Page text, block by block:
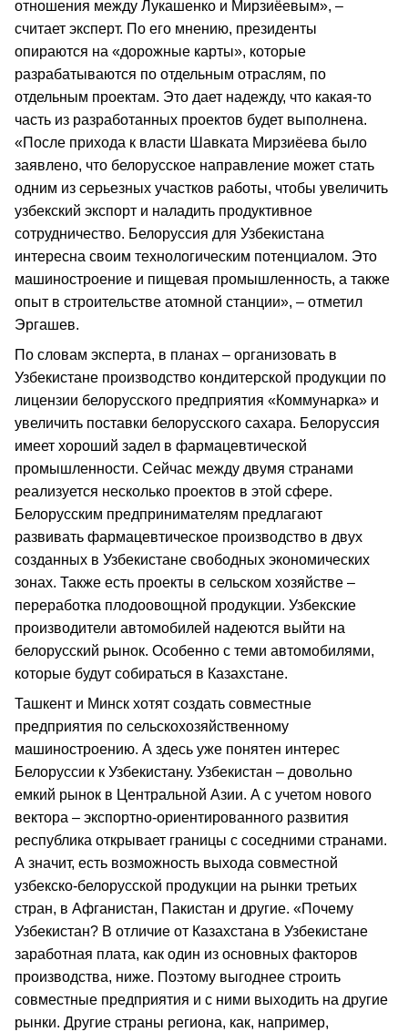
отношения между Лукашенко и Мирзиёевым», –
считает эксперт. По его мнению, президенты
опираются на «дорожные карты», которые
разрабатываются по отдельным отраслям, по
отдельным проектам. Это дает надежду, что какая-то
часть из разработанных проектов будет выполнена.
«После прихода к власти Шавката Мирзиёева было
заявлено, что белорусское направление может стать
одним из серьезных участков работы, чтобы увеличить
узбекский экспорт и наладить продуктивное
сотрудничество. Белоруссия для Узбекистана
интересна своим технологическим потенциалом. Это
машиностроение и пищевая промышленность, а также
опыт в строительстве атомной станции», – отметил
Эргашев.
По словам эксперта, в планах – организовать в
Узбекистане производство кондитерской продукции по
лицензии белорусского предприятия «Коммунарка» и
увеличить поставки белорусского сахара. Белоруссия
имеет хороший задел в фармацевтической
промышленности. Сейчас между двумя странами
реализуется несколько проектов в этой сфере.
Белорусским предпринимателям предлагают
развивать фармацевтическое производство в двух
созданных в Узбекистане свободных экономических
зонах. Также есть проекты в сельском хозяйстве –
переработка плодоовощной продукции. Узбекские
производители автомобилей надеются выйти на
белорусский рынок. Особенно с теми автомобилями,
которые будут собираться в Казахстане.
Ташкент и Минск хотят создать совместные
предприятия по сельскохозяйственному
машиностроению. А здесь уже понятен интерес
Белоруссии к Узбекистану. Узбекистан – довольно
емкий рынок в Центральной Азии. А с учетом нового
вектора – экспортно-ориентированного развития
республика открывает границы с соседними странами.
А значит, есть возможность выхода совместной
узбекско-белорусской продукции на рынки третьих
стран, в Афганистан, Пакистан и другие. «Почему
Узбекистан? В отличие от Казахстана в Узбекистане
заработная плата, как один из основных факторов
производства, ниже. Поэтому выгоднее строить
совместные предприятия и с ними выходить на другие
рынки. Другие страны региона, как, например,